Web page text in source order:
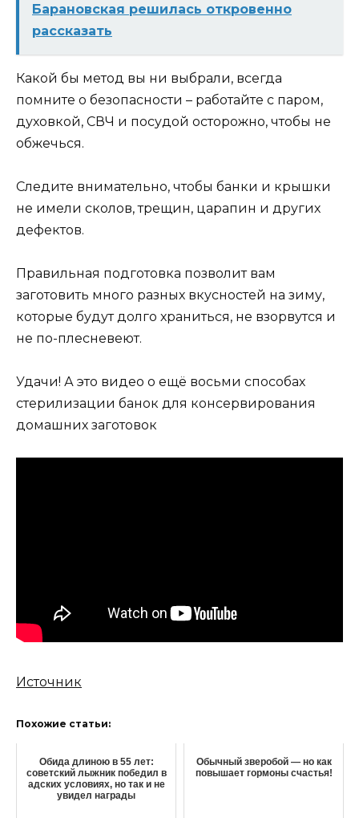
Барановская решилась откровенно
рассказать
Какой бы метод вы ни выбрали, всегда
помните о безопасности – работайте с паром,
духовкой, СВЧ и посудой осторожно, чтобы не
обжечься.
Следите внимательно, чтобы банки и крышки
не имели сколов, трещин, царапин и других
дефектов.
Правильная подготовка позволит вам
заготовить много разных вкусностей на зиму,
которые будут долго храниться, не взорвутся и
не по-плесневеют.
Удачи! А это видео о ещё восьми способах
стерилизации банок для консервирования
домашних заготовок
Источник
Похожие статьи:
Обида длиною в 55 лет:
советский лыжник победил в
адских условиях, но так и не
увидел награды
Обычный зверобой — но как
повышает гормоны счастья!